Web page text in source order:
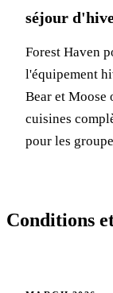
séjour
Forest Haven
l'équipement
Bear et Moose
cuisines
pour les
Conditions